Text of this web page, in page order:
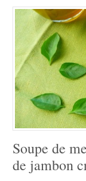
Soupe de
de jambon